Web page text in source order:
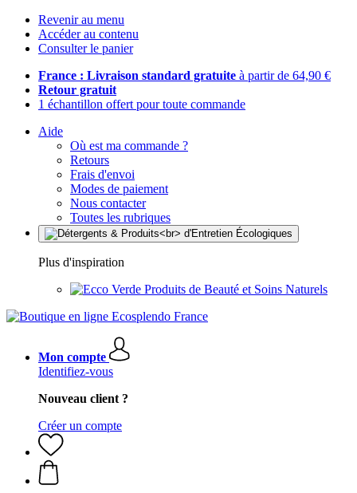
Revenir au menu
Accéder au contenu
Consulter le panier
France : Livraison standard gratuite à partir de 64,90 €
Retour gratuit
1 échantillon offert pour toute commande
Aide
Où est ma commande ?
Retours
Frais d'envoi
Modes de paiement
Nous contacter
Toutes les rubriques
Plus d'inspiration
Produits de Beauté et Soins Naturels
Mon compte
Identifiez-vous
Nouveau client ?
Créer un compte